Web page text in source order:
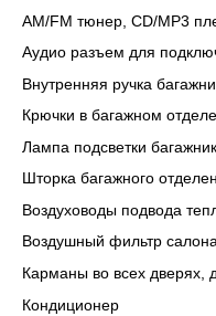
AM/FM тюнер, CD/MP3
Аудио разъем для
Внутренняя ручка
Крючки в багажном
Лампа подсветки
Шторка багажного
Воздуховоды подвода
Воздушный фильтр
Карманы во всех дверях,
Кондиционер